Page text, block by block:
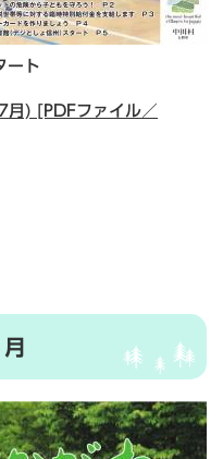
ート
) [PDFファイル／